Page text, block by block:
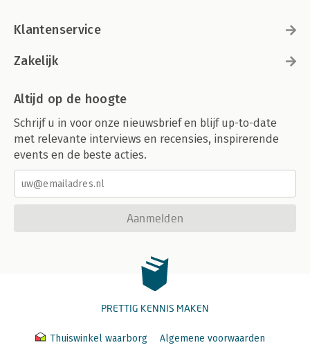
Klantenservice
Zakelijk
Altijd op de hoogte
Schrijf u in voor onze nieuwsbrief en blijf up-to-date
met relevante interviews en recensies, inspirerende
events en de beste acties.
Aanmelden
PRETTIG KENNIS MAKEN
Thuiswinkel waarborg Algemene voorwaarden